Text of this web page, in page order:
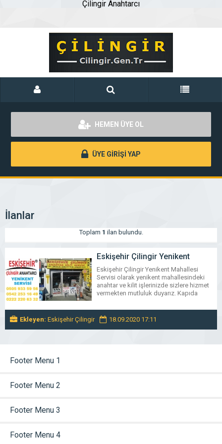
Çilingir Anahtarcı
HEMEN ÜYE OL
ÜYE GİRİŞİ YAP
İlanlar
Toplam 1 ilan bulundu.
Eskişehir Çilingir Yenikent
Mahallesi Servisi 05059335956
Eskişehir Çilingir Yenikent Mahallesi
Servisi olarak yenikent mahallesindeki
anahtar ve kilit işlerinizde sizlere hizmet
vermekten mutluluk duyarız. Kapıda
numaralarımızdan ulaşarak usta talebinde
bulunabilirsiniz. Çilingir ustalarımız
vereceğiniz adrese en kısa sürede
Ekleyen: Eskişehir Çilingir 18.09.2020 17:11
Footer Menu 1
Footer Menu 2
Footer Menu 3
Footer Menu 4